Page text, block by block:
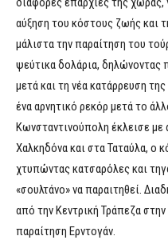
αύξηση του κόστους ζωής και
μάλιστα την παραίτηση του
ψεύτικα δολάρια, δηλώνοντας
μετά και τη νέα κατάρρευση
ένα αρνητικό ρεκόρ μετά το
Κωνσταντινούπολη έκλεισε
Χαλκηδόνα και στα Ταταύλα, ο
χτυπώντας κατσαρόλες και
«σουλτάνο» να παραιτηθεί.
από την Κεντρική Τράπεζα
παραίτηση Ερντογάν.